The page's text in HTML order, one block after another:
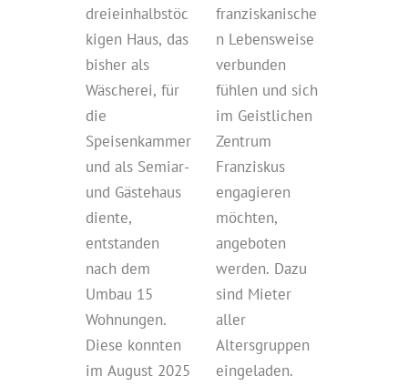
dreieinhalbstöc
kigen Haus, das
bisher als
Wäscherei, für
die
Speisenkammer
und als Semiar-
und Gästehaus
diente,
entstanden
nach dem
Umbau 15
Wohnungen.
Diese konnten
im August 2025
franziskanische
n Lebensweise
verbunden
fühlen und sich
im Geistlichen
Zentrum
Franziskus
engagieren
möchten,
angeboten
werden. Dazu
sind Mieter
aller
Altersgruppen
eingeladen.